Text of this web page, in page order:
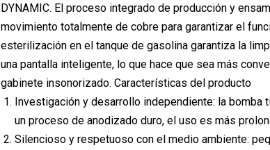
DYNAMIC. El proceso integrado de producción y
movimiento totalmente de cobre para garantizar el
esterilización en el tanque de gasolina garantiza la
una pantalla inteligente, lo que hace que sea más
gabinete insonorizado. Características del producto
Investigación y desarrollo independiente: la bomba
un proceso de anodizado duro, el uso es más
Silencioso y respetuoso con el medio ambiente: